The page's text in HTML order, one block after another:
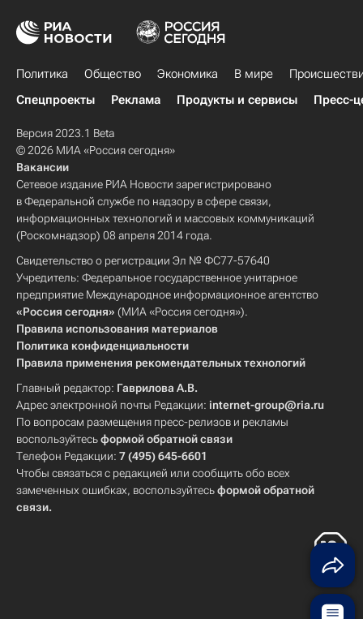
Политика Общество Экономика В мире
Спецпроекты
Реклама Продукты и сервисы Пресс-
Версия 2023.1 Beta
© 2026 МИА «Россия сегодня»
Вакансии
Сетевое издание РИА Новости зарегистрировано
в Федеральной службе по надзору в сфере связи,
информационных технологий и массовых коммуникаций
(Роскомнадзор) 08 апреля 2014 года.
Свидетельство о регистрации Эл № ФС77-57640
Учредитель: Федеральное государственное унитарное
предприятие Международное информационное агентство
«Россия сегодня» (МИА «Россия сегодня»).
Правила использования материалов
Политика конфиденциальности
Правила применения рекомендательных технологий
Главный редактор: Гаврилова А.В.
Адрес электронной почты Редакции: internet-group@ria.ru
По вопросам размещения пресс-релизов и рекламы
воспользуйтесьформой обратной связи
Телефон Редакции: 7 (495) 645-6601
Чтобы связаться с редакцией или сообщить обо всех
замеченных ошибках, воспользуйтесьформой обратной
связи.